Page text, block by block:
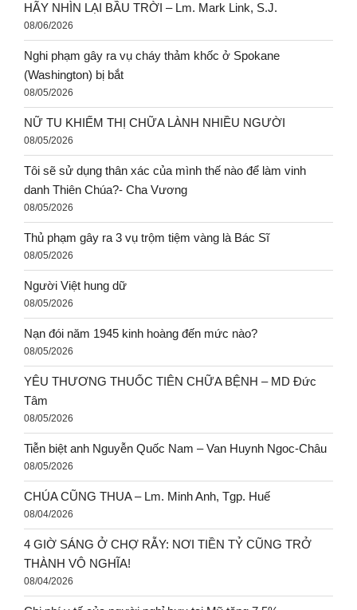
HÃY NHÌN LẠI BẦU TRỜI – Lm. Mark Link, S.J.
08/06/2026
Nghi phạm gây ra vụ cháy thảm khốc ở Spokane
(Washington) bị bắt
08/05/2026
NỮ TU KHIẾM THỊ CHỮA LÀNH NHIỀU NGƯỜI
08/05/2026
Tôi sẽ sử dụng thân xác của mình thế nào để làm vinh
danh Thiên Chúa?- Cha Vương
08/05/2026
Thủ phạm gây ra 3 vụ trộm tiệm vàng là Bác Sĩ
08/05/2026
Người Việt hung dữ
08/05/2026
Nạn đói năm 1945 kinh hoàng đến mức nào?
08/05/2026
YÊU THƯƠNG THUỐC TIÊN CHỮA BỆNH – MD Đức
Tâm
08/05/2026
Tiễn biệt anh Nguyễn Quốc Nam – Van Huynh Ngoc-Châu
08/05/2026
CHÚA CŨNG THUA – Lm. Minh Anh, Tgp. Huế
08/04/2026
4 GIỜ SÁNG Ở CHỢ RẪY: NƠI TIỀN TỶ CŨNG TRỞ
THÀNH VÔ NGHĨA!
08/04/2026